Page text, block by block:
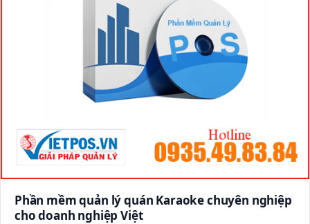
Phần mềm quản lý quán Karaoke chuyên nghiệp
cho doanh nghiệp Việt